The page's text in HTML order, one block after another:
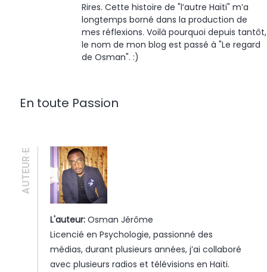
Rires. Cette histoire de "l’autre Haïti" m’a
longtemps borné dans la production de
mes réflexions. Voilà pourquoi depuis tantôt,
le nom de mon blog est passé à "Le regard
de Osman". :)
En toute Passion
AUTEUR·E
L'auteur: Osman Jérôme
Licencié en Psychologie, passionné des
médias, durant plusieurs années, j’ai collaboré
avec plusieurs radios et télévisions en Haïti.